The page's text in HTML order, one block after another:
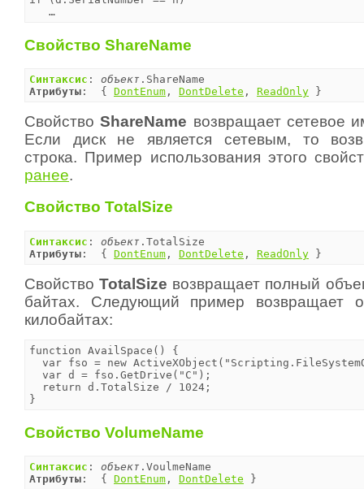
   …
Свойство ShareName
Синтаксис : объект
Атрибуты :  { DontEnum , DontDelete , ReadOnly }
СвойствоShareName возвращает сетевое
Если диск не является сетевым, то
строка. Пример использования этого
ранее.
Свойство TotalSize
Синтаксис : объект
Атрибуты :  { DontEnum , DontDelete , ReadOnly }
СвойствоTotalSize возвращает полный
байтах. Следующий пример возвращает
килобайтах:
function AvailSpace() {
var fso = new
  var d = fso.GetDrive("C");
  return d.TotalSize / 1024;
}
Свойство VolumeName
Синтаксис : объект
Атрибуты :  { DontEnum , DontDelete }